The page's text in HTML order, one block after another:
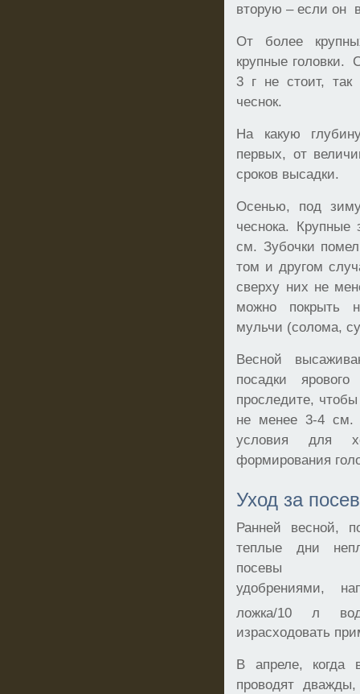
вторую – если он
От более
крупные головки.
3 г не стоит, так
чеснок.
На какую
первых, от
сроков высадки.
Осенью, под
чеснока.
см. Зубочки
том и другом
сверху них не
можно покрыть
мульчи (солома,
Весной
посадки
проследите,
не менее 3-4 см.
условия для
формирования
Уход за
Ранней весной,
теплые дни
посевы
удобрениями,
ложка/10 л
израсходовать
В апреле, когда
проводят